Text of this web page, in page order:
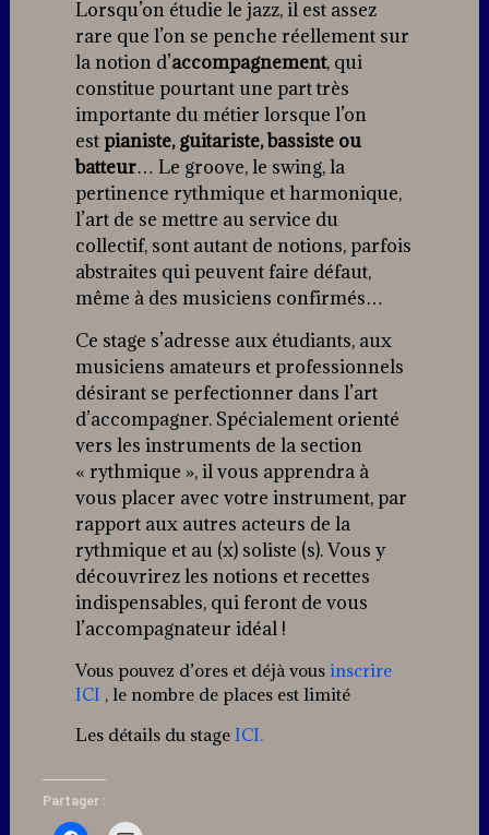
Lorsqu’on étudie le jazz, il est assez
rare que l’on se penche réellement sur
la notion d’accompagnement, qui
constitue pourtant une part très
importante du métier lorsque l’on
estpianiste, guitariste, bassiste ou
batteur… Le groove, le swing, la
pertinence rythmique et harmonique,
l’art de se mettre au service du
collectif, sont autant de notions, parfois
abstraites qui peuvent faire défaut,
même à des musiciens confirmés…
Ce stage s’adresse aux étudiants, aux
musiciens amateurs et professionnels
désirant se perfectionner dans l’art
d’accompagner. Spécialement orienté
vers les instruments de la section
« rythmique », il vous apprendra à
vous placer avec votre instrument, par
rapport aux autres acteurs de la
rythmique et au (x) soliste (s). Vous y
découvrirez les notions et recettes
indispensables, qui feront de vous
l’accompagnateur idéal !
Vous pouvez d’ores et déjà vous inscrire
ICI , le nombre de places est limité
Les détails du stage ICI.
Partager :